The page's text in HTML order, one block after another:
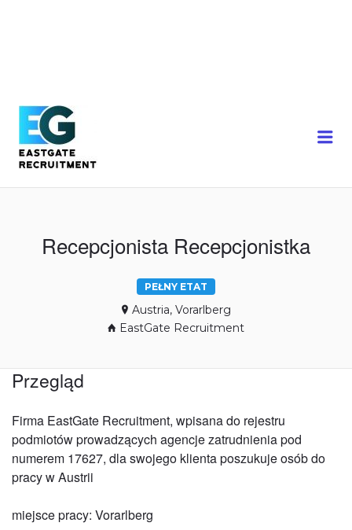
Recepcjonista Recepcjonistka
PEŁNY ETAT
Austria, Vorarlberg
EastGate Recruitment
Przegląd
Firma EastGate Recruitment, wpisana do rejestru
podmiotów prowadzących agencje zatrudnienia pod
numerem 17627, dla swojego klienta poszukuje osób do
pracy w Austrii
miejsce pracy: Vorarlberg